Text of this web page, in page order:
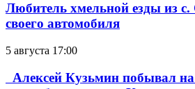
Любитель хмельной езды из
своего автомобиля
5 августа 17:00
Алексей Кузьмин побывал